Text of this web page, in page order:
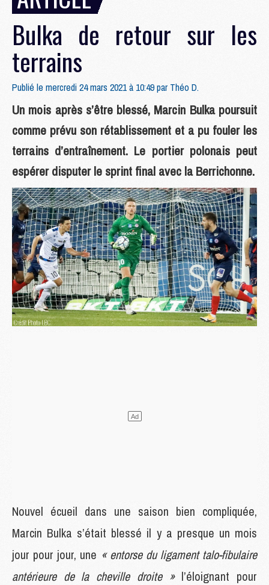
Bulka de retour sur les
terrains
Publié le mercredi 24 mars 2021 à 10:49 parThéo D.
Un mois après s’être blessé, Marcin Bulka poursuit
comme prévu son rétablissement et a pu fouler les
terrains d’entraînement. Le portier polonais peut
espérer disputer le sprint final avec la Berrichonne.
Nouvel écueil dans une saison bien compliquée,
Marcin Bulka s’était blessé il y a presque un mois
jour pour jour, une « entorse du ligament talo-fibulaire
antérieure de la cheville droite » l’éloignant pour